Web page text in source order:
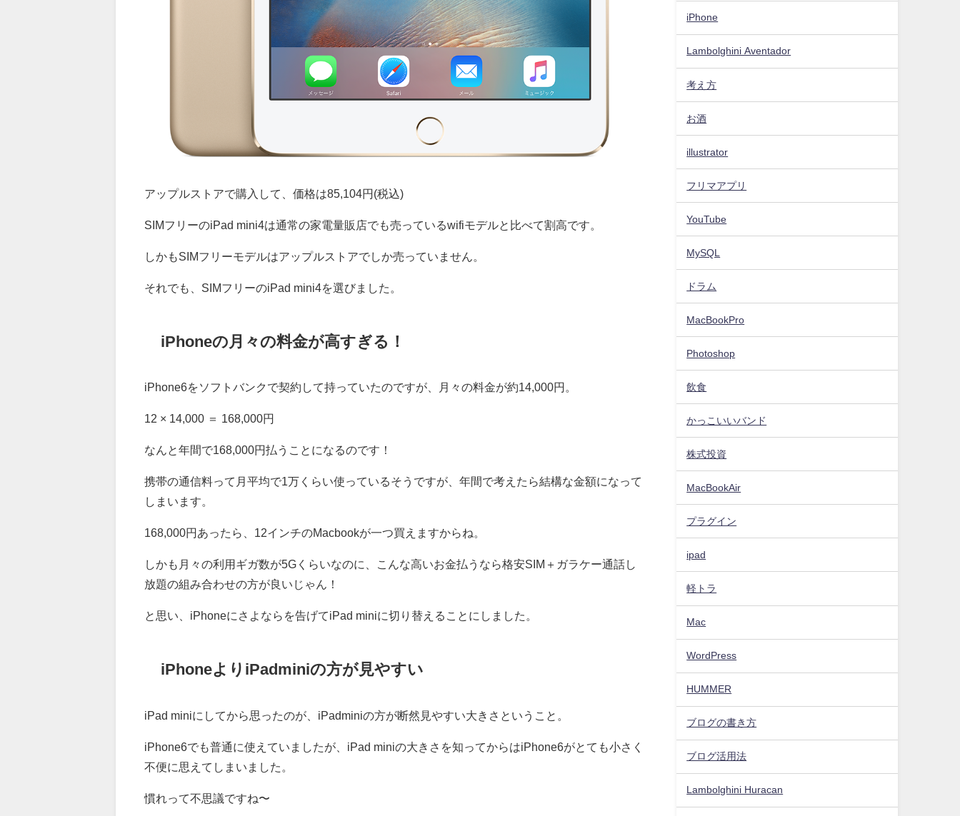
アップルストアで購入して、価格は85,104円(税込)
SIMフリーのiPad mini4は通常の家電量販店でも売っているwifiモデルと比べて割高です。
しかもSIMフリーモデルはアップルストアでしか売っていません。
それでも、SIMフリーのiPad mini4を選びました。
iPhoneの月々の料金が高すぎる！
iPhone6をソフトバンクで契約して持っていたのですが、月々の料金が約14,000円。
12 × 14,000 ＝ 168,000円
なんと年間で168,000円払うことになるのです！
携帯の通信料って月平均で1万くらい使っているそうですが、年間で考えたら結構な金額になって
しまいます。
168,000円あったら、12インチのMacbookが一つ買えますからね。
しかも月々の利用ギガ数が5Gくらいなのに、こんな高いお金払うなら格安SIM＋ガラケー通話し
放題の組み合わせの方が良いじゃん！
と思い、iPhoneにさよならを告げてiPad miniに切り替えることにしました。
iPhoneよりiPadminiの方が見やすい
iPad miniにしてから思ったのが、iPadminiの方が断然見やすい大きさということ。
iPhone6でも普通に使えていましたが、iPad miniの大きさを知ってからはiPhone6がとても小さく
不便に思えてしまいました。
慣れって不思議ですね〜
iPhone
Lambolghini Aventador
考え方
お酒
illustrator
フリマアプリ
YouTube
MySQL
ドラム
MacBookPro
Photoshop
飲食
かっこいいバンド
株式投資
MacBookAir
プラグイン
ipad
軽トラ
Mac
WordPress
HUMMER
ブログの書き方
ブログ活用法
Lambolghini Huracan